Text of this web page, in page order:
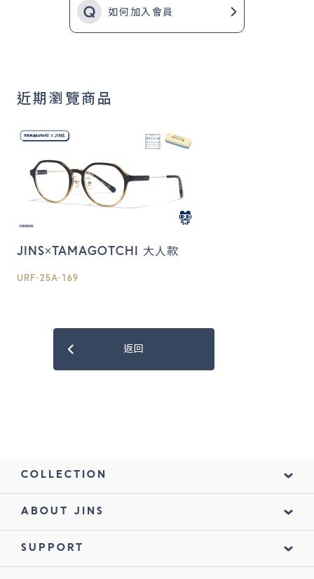
如何加入會員
近期瀏覽商品
JINS×TAMAGOTCHI 大人款
URF-25A-169
返回
COLLECTION
ABOUT JINS
SUPPORT